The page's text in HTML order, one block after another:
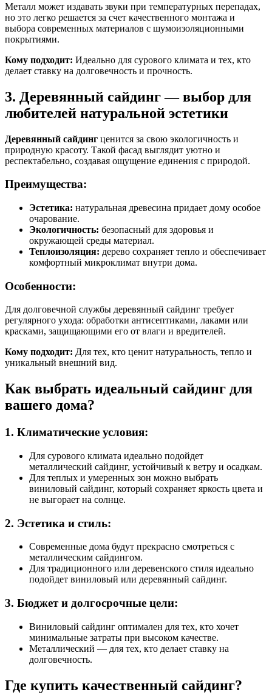
Металл может издавать звуки при температурных перепадах,
но это легко решается за счет качественного монтажа и
выбора современных материалов с шумоизоляционными
покрытиями.
Кому подходит: Идеально для сурового климата и тех, кто
делает ставку на долговечность и прочность.
3. Деревянный сайдинг — выбор для
любителей натуральной эстетики
Деревянный сайдинг ценится за свою экологичность и
природную красоту. Такой фасад выглядит уютно и
респектабельно, создавая ощущение единения с природой.
Преимущества:
Эстетика: натуральная древесина придает дому особое
очарование.
Экологичность: безопасный для здоровья и
окружающей среды материал.
Теплоизоляция: дерево сохраняет тепло и обеспечивает
комфортный микроклимат внутри дома.
Особенности:
Для долговечной службы деревянный сайдинг требует
регулярного ухода: обработки антисептиками, лаками или
красками, защищающими его от влаги и вредителей.
Кому подходит: Для тех, кто ценит натуральность, тепло и
уникальный внешний вид.
Как выбрать идеальный сайдинг для
вашего дома?
1. Климатические условия:
Для сурового климата идеально подойдет
металлический сайдинг, устойчивый к ветру и осадкам.
Для теплых и умеренных зон можно выбрать
виниловый сайдинг, который сохраняет яркость цвета и
не выгорает на солнце.
2. Эстетика и стиль:
Современные дома будут прекрасно смотреться с
металлическим сайдингом.
Для традиционного или деревенского стиля идеально
подойдет виниловый или деревянный сайдинг.
3. Бюджет и долгосрочные цели:
Виниловый сайдинг оптимален для тех, кто хочет
минимальные затраты при высоком качестве.
Металлический — для тех, кто делает ставку на
долговечность.
Где купить качественный сайдинг?